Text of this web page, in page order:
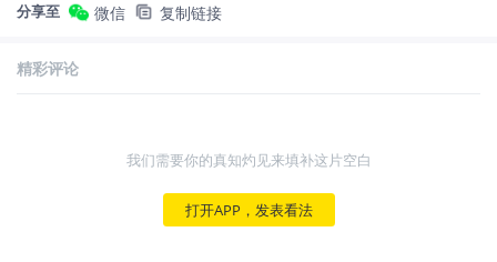
分享至 微信 复制链接
精彩评论
我们需要你的真知灼见来填补这片空白
打开APP，发表看法